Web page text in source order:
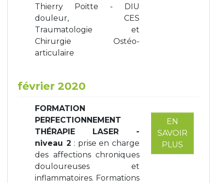
Thierry Poitte - DIU
douleur, CES
Traumatologie et
Chirurgie Ostéo-
articulaire
février 2020
FORMATION
PERFECTIONNEMENT
THÉRAPIE LASER -
niveau 2 : prise en charge
des affections chroniques
douloureuses et
inflammatoires. Formations
EN
SAVOIR
PLUS